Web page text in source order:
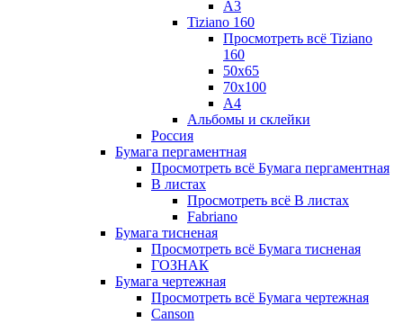
А3
Tiziano 160
Просмотреть всё Tiziano
160
50х65
70х100
А4
Альбомы и склейки
Россия
Бумага пергаментная
Просмотреть всё Бумага пергаментная
В листах
Просмотреть всё В листах
Fabriano
Бумага тисненая
Просмотреть всё Бумага тисненая
ГОЗНАК
Бумага чертежная
Просмотреть всё Бумага чертежная
Canson